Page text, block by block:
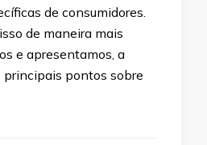
de consumidores.
de maneira mais
e apresentamos, a
principais pontos sobre